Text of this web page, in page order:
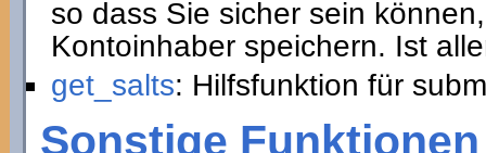
so dass Sie sicher sein
Kontoinhaber speichern. Ist
get_salts: Hilfsfunktion für
Sonstige Funktionen